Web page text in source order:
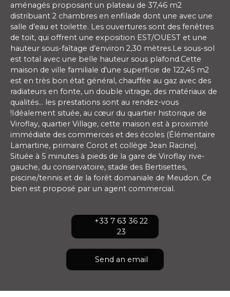
aménagés proposant un plateau de 37,46 m2
distribuant 2 chambres en enfilade dont une avec une
salle d’eau et toilette. Les ouvertures sont des fenêtres
de toit, qui offrent une exposition EST/OUEST et une
hauteur sous-faîtage d’environ 2,30 mètres.Le sous-sol
est total avec une belle hauteur sous plafond.Cette
maison de ville familiale d'une superficie de 122,45 m2
est en très bon état général, chauffée au gaz avec des
radiateurs en fonte, un double vitrage, des matériaux de
qualités… les prestations sont au rendez-vous
!Idéalement située, au cœur du quartier historique de
Viroflay, quartier Village, cette maison est à proximité
immédiate des commerces et des écoles (Élémentaire
Lamartine, primaire Corot et collège Jean Racine).
Située à 5 minutes à pieds de la gare de Viroflay rive-
gauche, du conservatoire, stade des Bertisettes,
piscine/tennis et de la forêt domaniale de Meudon. Ce
bien est proposé par un agent commercial.
+33 7 63 36 22
23
Send an email